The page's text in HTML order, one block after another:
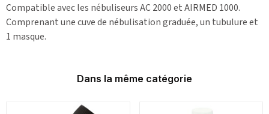
Compatible avec les nébuliseurs AC 2000 et AIRMED 1000.
Comprenant une cuve de nébulisation graduée, un tubulure et
1 masque.
Dans la même catégorie